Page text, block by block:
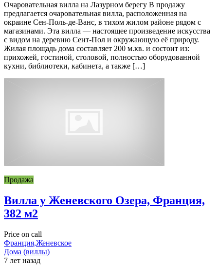
Очаровательная вилла на Лазурном берегу В продажу
предлагается очаровательная вилла, расположенная на
окраине Сен-Поль-де-Ванс, в тихом жилом районе рядом с
магазинами. Эта вилла — настоящее произведение искусства
с видом на деревню Сент-Пол и окружающую её природу.
Жилая площадь дома составляет 200 м.кв. и состоит из:
прихожей, гостиной, столовой, полностью оборудованной
кухни, библиотеки, кабинета, а также […]
Продажа
Вилла у Женевского Озера, Франция,
382 м2
Price on call
Франция,Женевское
Дома (виллы)
7 лет назад